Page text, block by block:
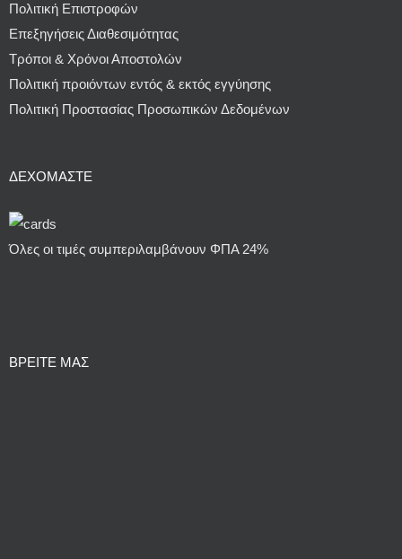
Πολιτική Επιστροφών
Επεξηγήσεις Διαθεσιμότητας
Τρόποι & Χρόνοι Αποστολών
Πολιτική προιόντων εντός & εκτός εγγύησης
Πολιτική Προστασίας Προσωπικών Δεδομένων
ΔΕΧΌΜΑΣΤΕ
Όλες οι τιμές συμπεριλαμβάνουν ΦΠΑ 24%
ΒΡΕΙΤΕ ΜΑΣ